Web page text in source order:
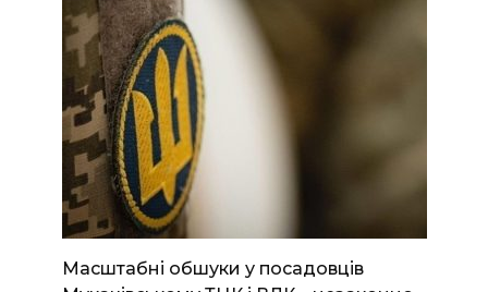
Масштабні обшуки у посадовців